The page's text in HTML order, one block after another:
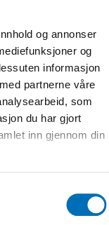
og annonser
og
informasjon
partnerne våre
som
du har gjort
inn gjennom din
som äldre